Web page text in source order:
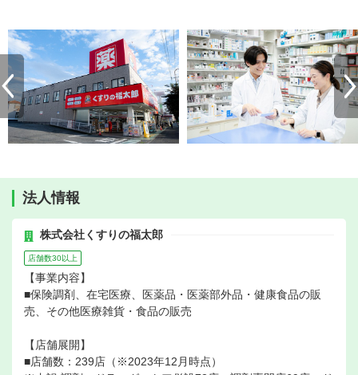
法人情報
株式会社くすりの福太郎
店舗数30以上
【事業内容】
■保険調剤、在宅医療、医薬品・医薬部外品・健康食品の販
売、その他医療雑貨・食品の販売
【店舗展開】
■店舗数：239店（※2023年12月時点）